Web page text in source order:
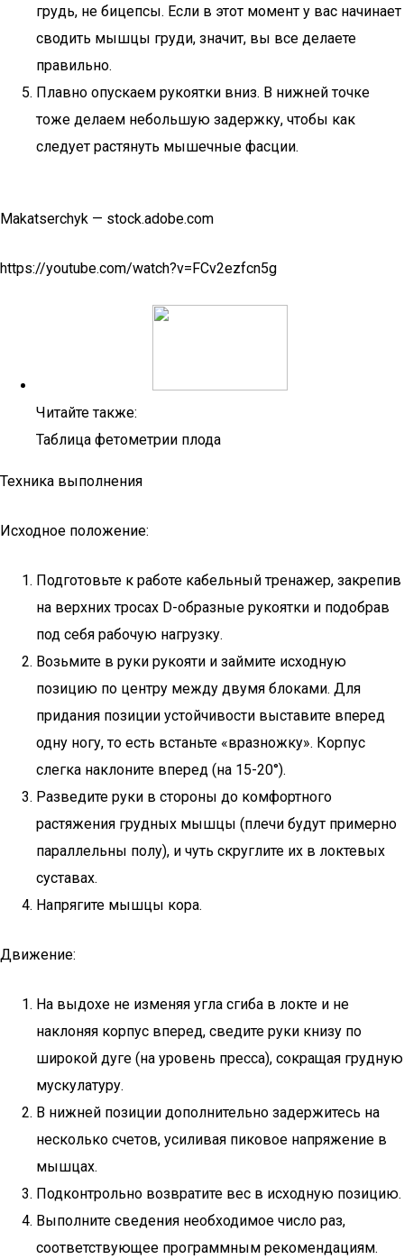
грудь, не бицепсы. Если в этот момент у вас начинает
сводить мышцы груди, значит, вы все делаете
правильно.
Плавно опускаем рукоятки вниз. В нижней точке
тоже делаем небольшую задержку, чтобы как
следует растянуть мышечные фасции.
Makatserchyk — stock.adobe.com
https://youtube.com/watch?v=FCv2ezfcn5g
Читайте также:
Таблица фетометрии плода
Техника выполнения
Исходное положение:
Подготовьте к работе кабельный тренажер, закрепив
на верхних тросах D-образные рукоятки и подобрав
под себя рабочую нагрузку.
Возьмите в руки рукояти и займите исходную
позицию по центру между двумя блоками. Для
придания позиции устойчивости выставите вперед
одну ногу, то есть встаньте «вразножку». Корпус
слегка наклоните вперед (на 15-20°).
Разведите руки в стороны до комфортного
растяжения грудных мышцы (плечи будут примерно
параллельны полу), и чуть скруглите их в локтевых
суставах.
Напрягите мышцы кора.
Движение:
На выдохе не изменяя угла сгиба в локте и не
наклоняя корпус вперед, сведите руки книзу по
широкой дуге (на уровень пресса), сокращая грудную
мускулатуру.
В нижней позиции дополнительно задержитесь на
несколько счетов, усиливая пиковое напряжение в
мышцах.
Подконтрольно возвратите вес в исходную позицию.
Выполните сведения необходимое число раз,
соответствующее программным рекомендациям.